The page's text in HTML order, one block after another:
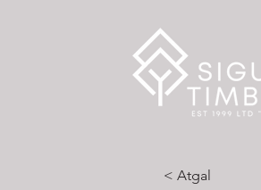
< Atgal